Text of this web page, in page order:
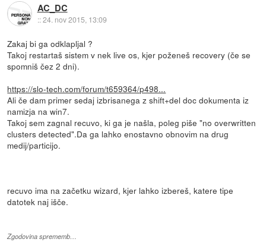
AC_DC
::24. nov 2015, 13:09
Zakaj bi ga odklapljal ?
Takoj restartaš sistem v nek live os, kjer poženeš recovery (če se
spomniš čez 2 dni).
https://slo-tech.com/forum/t659364/p498...
Ali če dam primer sedaj izbrisanega z shift+del doc dokumenta iz
namizja na win7.
Takoj sem zagnal recuvo, ki ga je našla, poleg piše "no overwritten
clusters detected".Da ga lahko enostavno obnovim na drug
medij/particijo.
recuvo ima na začetku wizard, kjer lahko izbereš, katere tipe
datotek naj išče.
Zgodovina sprememb…